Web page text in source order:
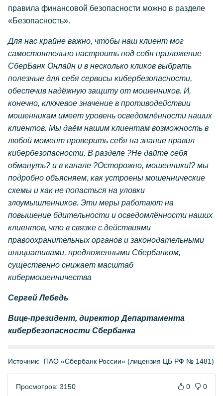
правила финансовой безопасности можно в разделе
«Безопасность».
Для нас крайне важно, чтобы наш клиент мог
самостоятельно настроить под себя приложение
СберБанк Онлайн и в несколько кликов выбрать
полезные для себя сервисы кибербезопасности,
обеспечив надёжную защиту от мошенников. И,
конечно, ключевое значение в противодействии
мошенникам имеет уровень осведомлённости наших
клиентов. Мы даём нашим клиентам возможность в
любой момент проверить себя на знание правил
кибербезопасности. В разделе ?Не дайте себя
обмануть? и в канале ?Осторожно, мошенники!? мы
подробно объясняем, как устроены мошеннические
схемы и как не попасться на уловки
злоумышленников. Эти меры работают на
повышение бдительности и осведомлённости наших
клиентов, что в связке с действиями
правоохранительных органов и законодательными
инициативами, предложенными Сбербанком,
существенно снижает масштаб
кибермошенничества
Сергей Лебедь
Вице-президент, директор Департамента
кибербезопасности Сбербанка
Источник: ПАО «Сбербанк России» (лицензия ЦБ РФ № 1481)
Просмотров: 3150 0 0